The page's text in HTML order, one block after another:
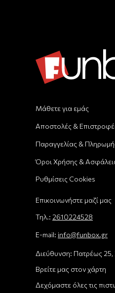
Μάθετε για εμάς
Αποστολές &
Παραγγελίας &
Όροι Χρήσης &
Ρυθμίσεις Cookies
Επικοινωνήστε μαζί μας
Τηλ.: 2610224528
E-mail: info@funbox.gr
Διεύθυνση: Πατρέως 25,
Βρείτε μας στον χάρτη
Δεχόμαστε όλες τις